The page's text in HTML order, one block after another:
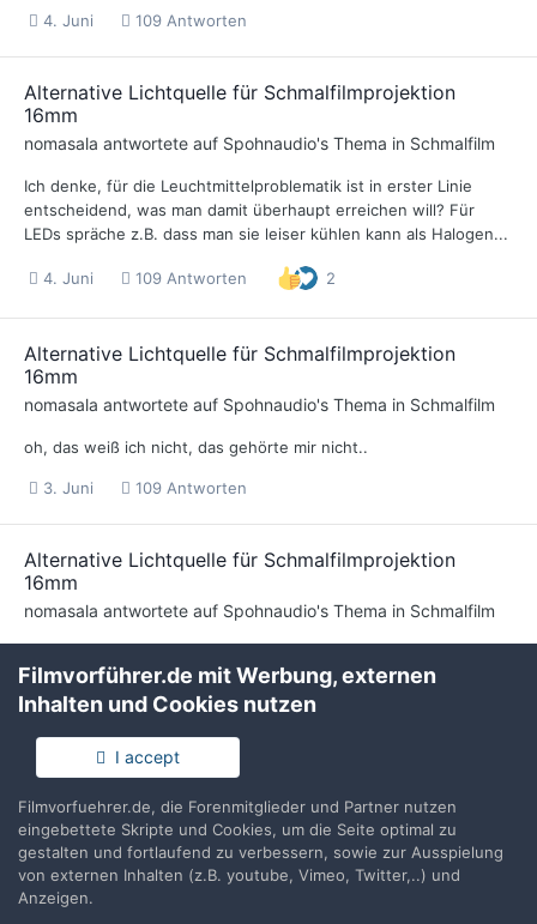
4. Juni 109 Antworten
Alternative Lichtquelle für Schmalfilmprojektion
16mm
nomasala antwortete auf Spohnaudio's Thema in Schmalfilm
Ich denke, für die Leuchtmittelproblematik ist in erster Linie
entscheidend, was man damit überhaupt erreichen will? Für
LEDs spräche z.B. dass man sie leiser kühlen kann als Halogen...
4. Juni 109 Antworten 2
Alternative Lichtquelle für Schmalfilmprojektion
16mm
nomasala antwortete auf Spohnaudio's Thema in Schmalfilm
oh, das weiß ich nicht, das gehörte mir nicht..
3. Juni 109 Antworten
Alternative Lichtquelle für Schmalfilmprojektion
16mm
nomasala antwortete auf Spohnaudio's Thema in Schmalfilm
der Leinwand. Wieviel Strom dabei verbraucht wird, war für uns
vollkommen uninteressant, weil es ja nicht um Dauerbetrieb...
3. Juni 109 Antworten
Alternative Lichtquelle für Schmalfilmprojektion
16mm
nomasalaantwortete aufSpohnaudio's Thema in Schmalfilm
Diese Fragen hatte ich mir auch gestellt. Wir hatten bei unseren
Filmvorführer.de mit Werbung, externen
Inhalten und Cookies nutzen
I accept
Filmvorfuehrer.de, die Forenmitglieder und Partner nutzen
eingebettete Skripte und Cookies, um die Seite optimal zu
gestalten und fortlaufend zu verbessern, sowie zur Ausspielung
von externen Inhalten (z.B. youtube, Vimeo, Twitter,..) und
Anzeigen.